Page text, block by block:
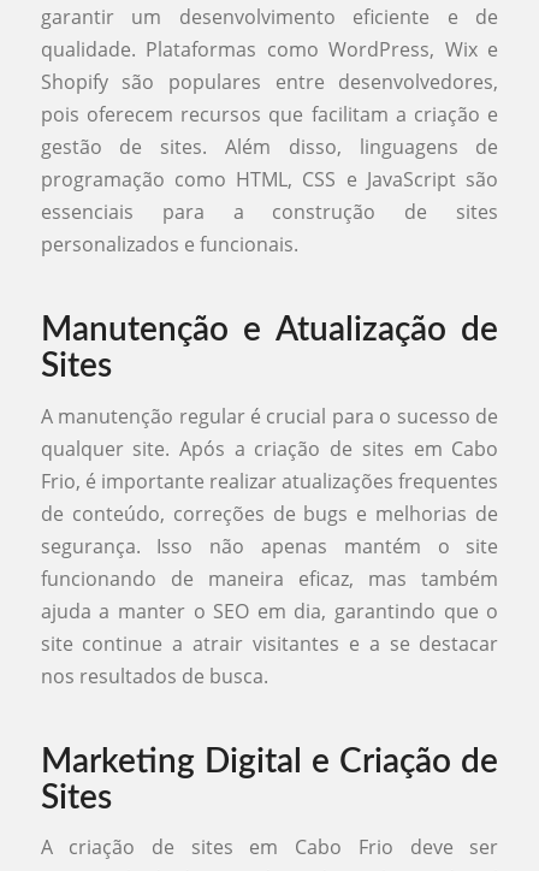
garantir um desenvolvimento eficiente e de
qualidade. Plataformas como WordPress, Wix e
Shopify são populares entre desenvolvedores,
pois oferecem recursos que facilitam a criação e
gestão de sites. Além disso, linguagens de
programação como HTML, CSS e JavaScript são
essenciais para a construção de sites
personalizados e funcionais.
Manutenção e Atualização de
Sites
A manutenção regular é crucial para o sucesso de
qualquer site. Após a criação de sites em Cabo
Frio, é importante realizar atualizações frequentes
de conteúdo, correções de bugs e melhorias de
segurança. Isso não apenas mantém o site
funcionando de maneira eficaz, mas também
ajuda a manter o SEO em dia, garantindo que o
site continue a atrair visitantes e a se destacar
nos resultados de busca.
Marketing Digital e Criação de
Sites
A criação de sites em Cabo Frio deve ser